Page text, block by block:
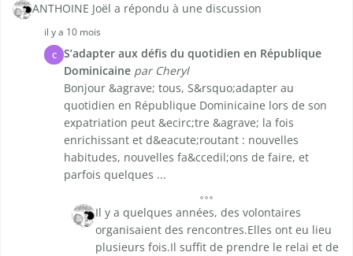
ANTHOINE Joël a répondu à une discussion
il y a 10 mois
C
S’adapter aux défis du quotidien en République
Dominicaine par Cheryl
Bonjour &agrave; tous, S&rsquo;adapter au
quotidien en République Dominicaine lors de son
expatriation peut &ecirc;tre &agrave; la fois
enrichissant et d&eacute;routant : nouvelles
habitudes, nouvelles fa&ccedil;ons de faire, et
parfois quelques ...
Il y a quelques années, des volontaires
organisaient des rencontres.Elles ont eu lieu
plusieurs fois.Il suffit de prendre le relai et de